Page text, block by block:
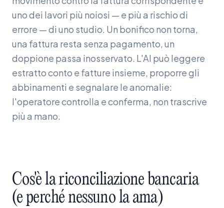
uno dei lavori più noiosi — e più a rischio di
errore — di uno studio. Un bonifico non torna,
una fattura resta senza pagamento, un
doppione passa inosservato. L'AI può leggere
estratto conto e fatture insieme, proporre gli
abbinamenti e segnalare le anomalie:
l'operatore controlla e conferma, non trascrive
più a mano.
Cos'èlariconciliazione bancaria
(eperché nessunola ama)